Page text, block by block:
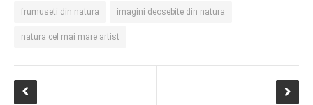
frumuseti din natura imagini deosebite din natura
natura cel mai mare artist